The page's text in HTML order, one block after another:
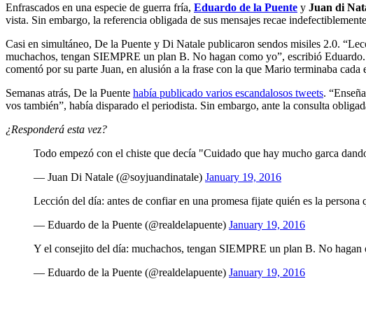
Enfrascados en una especie de guerra fría, Eduardo de la Puente y Juan di
vista. Sin embargo, la referencia obligada de sus mensajes recae
Casi en simultáneo, De la Puente y Di Natale publicaron sendos misiles 2.0.
muchachos, tengan SIEMPRE un plan B. No hagan como yo”, escribió
comentó por su parte Juan, en alusión a la frase con la que Mario terminaba cada
Semanas atrás, De la Puente había publicado varios escandalosos tweets.
vos también”, había disparado el periodista. Sin embargo, ante la consulta
¿Responderá esta vez?
Todo empezó con el chiste que decía "Cuidado que hay mucho garca
— Juan Di Natale (@soyjuandinatale) January 19, 2016
Lección del día: antes de confiar en una promesa fijate quién es la persona
— Eduardo de la Puente (@realdelapuente) January 19, 2016
Y el consejito del día: muchachos, tengan SIEMPRE un plan B. No hagan
— Eduardo de la Puente (@realdelapuente) January 19, 2016